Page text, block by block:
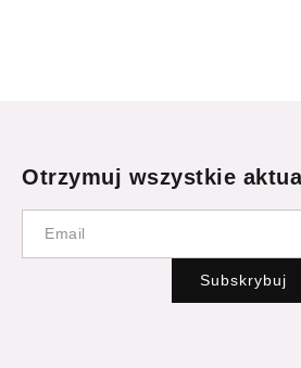
Otrzymuj wszystkie
Subskrybuj